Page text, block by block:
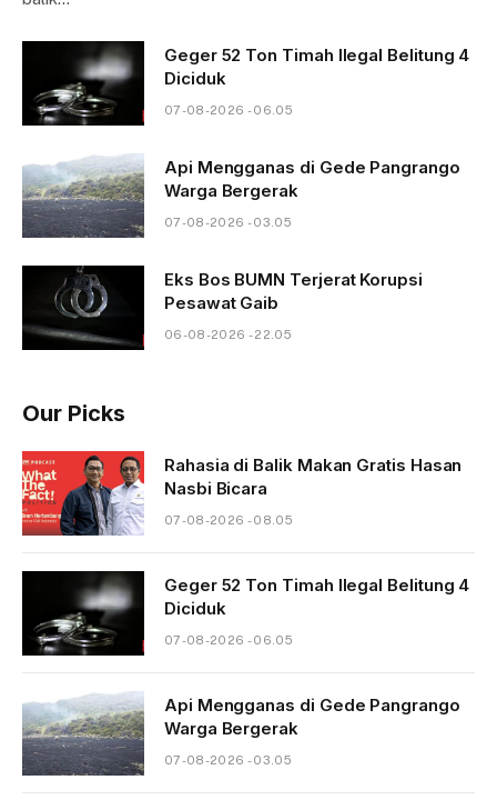
Geger 52 Ton Timah Ilegal Belitung 4
Diciduk
07-08-2026 - 06.05
Api Mengganas di Gede Pangrango
Warga Bergerak
07-08-2026 - 03.05
Eks Bos BUMN Terjerat Korupsi
Pesawat Gaib
06-08-2026 - 22.05
Our Picks
Rahasia di Balik Makan Gratis Hasan
Nasbi Bicara
07-08-2026 - 08.05
Geger 52 Ton Timah Ilegal Belitung 4
Diciduk
07-08-2026 - 06.05
Api Mengganas di Gede Pangrango
Warga Bergerak
07-08-2026 - 03.05